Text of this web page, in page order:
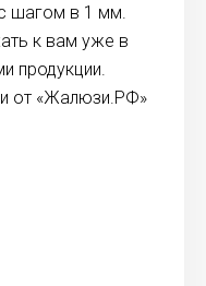
шагом в 1 мм.
к вам уже в
продукции.
от «Жалюзи.РФ»